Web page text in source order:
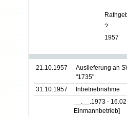
?
1957
21.10.1957
Auslieferung an
"1735"
31.10.1957
Inbetriebnahme
__.__.1973 -
Einmannbetrieb]